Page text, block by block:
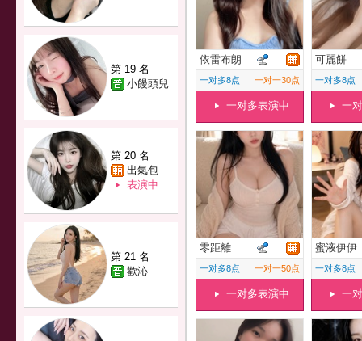
第 19 名
小饅頭兒
第 20 名
出氣包
表演中
第 21 名
歡沁
依雷布朗
一对多8点 一对一30点
一对多表演中
可麗餅
一对多8点
一
零距離
一对多8点 一对一50点
一对多表演中
蜜液伊伊
一对多8点
一